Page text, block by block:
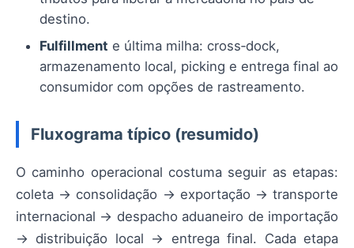
destino.
Fulfillment e última milha: cross‑dock,
armazenamento local, picking e entrega final ao
consumidor com opções de rastreamento.
Fluxograma típico (resumido)
O caminho operacional costuma seguir as etapas:
coleta → consolidação → exportação → transporte
internacional → despacho aduaneiro de importação
→ distribuição local → entrega final. Cada etapa